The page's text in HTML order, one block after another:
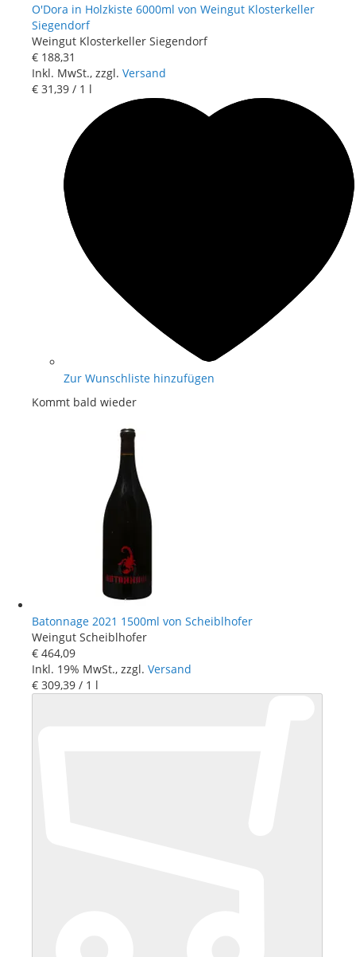
O'Dora in Holzkiste 6000ml von Weingut Klosterkeller
Siegendorf
Weingut Klosterkeller Siegendorf
€ 188,31
Inkl. MwSt., zzgl. Versand
€ 31,39 / 1 l
Zur Wunschliste hinzufügen
Kommt bald wieder
Batonnage 2021 1500ml von Scheiblhofer
Weingut Scheiblhofer
€ 464,09
Inkl. 19% MwSt., zzgl. Versand
€ 309,39 / 1 l